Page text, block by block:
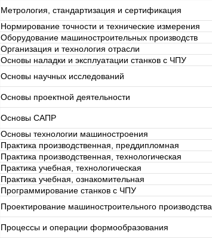
Метрология, стандартизация и сертификация
Нормирование точности и технические измерения
Оборудование машиностроительных производств
Организация и технология отрасли
Основы наладки и эксплуатации станков с ЧПУ
Основы научных исследований
Основы проектной деятельности
Основы САПР
Основы технологии машиностроения
Практика производственная, преддипломная
Практика производственная, технологическая
Практика учебная, технологическая
Практика учебная, ознакомительная
Программирование станков с ЧПУ
Проектирование машиностроительного производства
Процессы и операции формообразования